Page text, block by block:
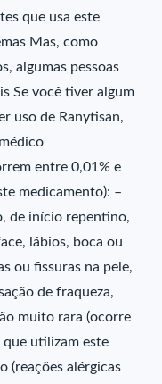
que usa este
Mas, como
algumas pessoas
Se você tiver algum
uso de Ranytisan,
entre 0,01% e
medicamento): –
de início repentino,
lábios, boca ou
ou fissuras na pele,
de fraqueza,
muito rara (ocorre
que utilizam este
(reações alérgicas